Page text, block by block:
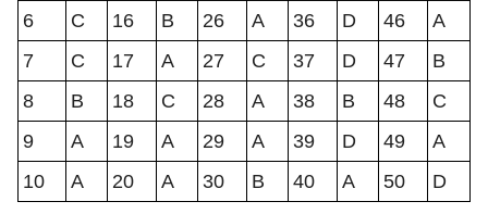
6
C 16 B 26 A 36 D 46
A
7
C 17 A 27 C 37 D 47
B
8
B 18 C 28 A 38 B 48
C
9
A 19 A 29 A 39 D 49
A
10
A 20 A 30 B 40 A 50 D